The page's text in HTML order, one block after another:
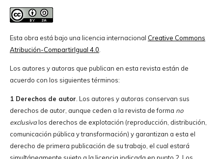
Esta obra está bajo una licencia internacional Creative Commons
Atribución-CompartirIgual 4.0
Los autores y autoras que publican en esta revista están de
acuerdo con los siguientes términos:
1 Derechos de autor . Los autores y autoras conservan sus
derechos de autor, aunque ceden a la revista de forma no
exclusivalos derechos de explotación (reproducción, distribución,
comunicación pública y transformación) y garantizan a esta el
derecho de primera publicación de su trabajo, el cual estará